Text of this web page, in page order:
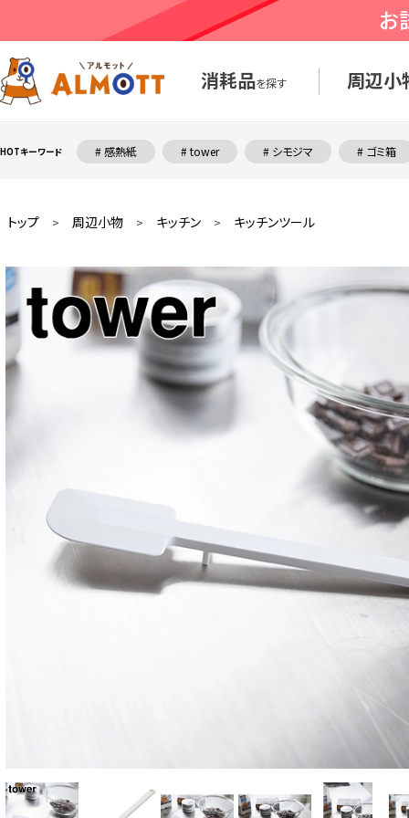
消耗品を探す 周辺小
HOTキーワード # 感熱紙 # tower # シモジマ # ゴミ箱
トップ > 周辺小物 > キッチン > キッチンツール